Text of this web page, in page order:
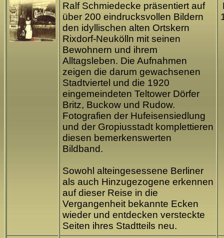
Ralf Schmiedecke präsentiert auf
über 200 eindrucksvollen Bildern
den idyllischen alten Ortskern
Rixdorf-Neukölln mit seinen
Bewohnern und ihrem
Alltagsleben. Die Aufnahmen
zeigen die darum gewachsenen
Stadtviertel und die 1920
eingemeindeten Teltower Dörfer
Britz, Buckow und Rudow.
Fotografien der Hufeisensiedlung
und der Gropiusstadt komplettieren
diesen bemerkenswerten
Bildband.
Sowohl alteingesessene Berliner
als auch Hinzugezogene erkennen
auf dieser Reise in die
Vergangenheit bekannte Ecken
wieder und entdecken versteckte
Seiten ihres Stadtteils neu.